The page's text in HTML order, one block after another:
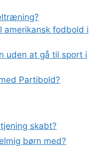
amerikansk fodbold i
uden at gå til sport i
Partibold?
skabt?
børn med?